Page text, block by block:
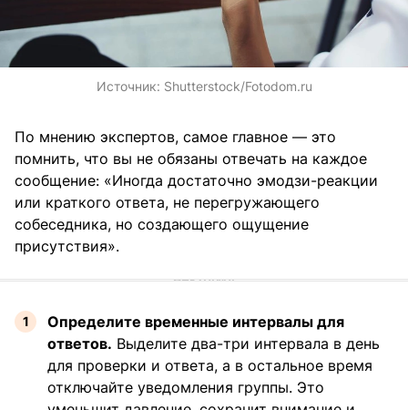
Источник: Shutterstock/Fotodom.ru
По мнению экспертов, самое главное — это
помнить, что вы не обязаны отвечать на каждое
сообщение: «Иногда достаточно эмодзи-реакции
или краткого ответа, не перегружающего
собеседника, но создающего ощущение
присутствия».
Определите временные интервалы для
ответов. Выделите два-три интервала в день
для проверки и ответа, а в остальное время
отключайте уведомления группы. Это